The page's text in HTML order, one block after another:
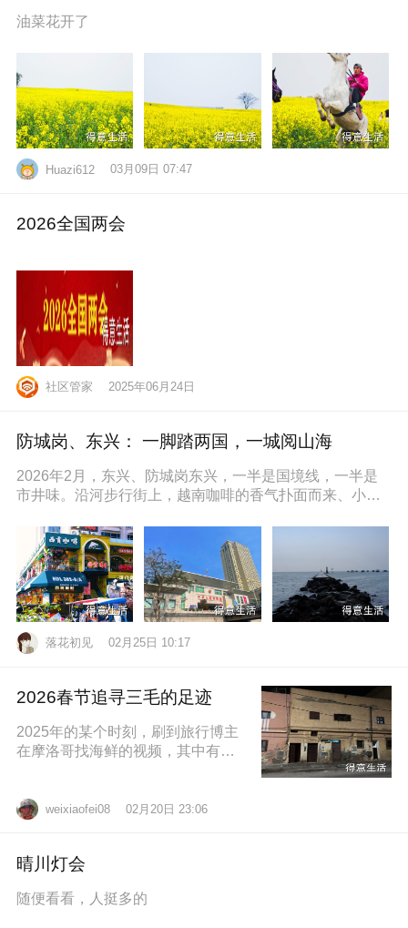
油菜花开了
Huazi612 03月09日 07:47
2026全国两会
社区管家 2025年06月24日
防城岗、东兴： 一脚踏两国，一城阅山海
2026年2月，东兴、防城岗东兴，一半是国境线，一半是
市井味。沿河步行街上，越南咖啡的香气扑面而来、小摊
落花初见 02月25日 10:17
2026春节追寻三毛的足迹
2025年的某个时刻，刷到旅行博主
在摩洛哥找海鲜的视频，其中有个
地拍照留weixiaofei08 02月20日 23:06
晴川灯会
随便看看，人挺多的